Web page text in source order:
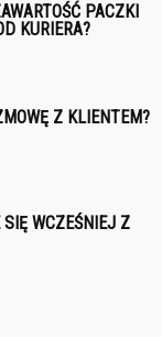
PACZKI
KURIERA?
Z KLIENTEM?
WCZEŚNIEJ Z